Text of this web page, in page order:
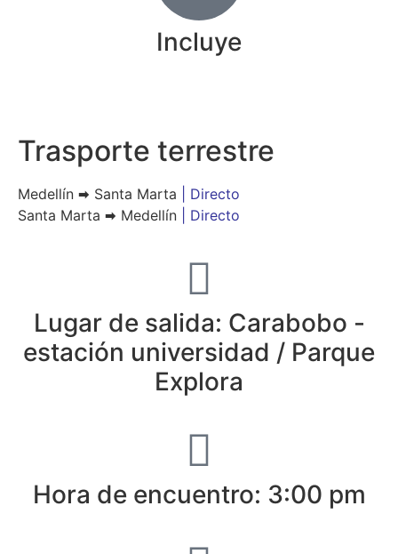
Incluye
Trasporte terrestre
Medellín 🠮 Santa Marta
| Directo
Santa Marta 🠮 Medellín
| Directo
Lugar de salida: Carabobo -
estación universidad / Parque
Explora
Hora de encuentro: 3:00 pm